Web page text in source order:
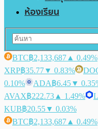
ห้องเรียน
BTC฿2,133,687 ▲ 0.49%
XRP฿35.77▼ 0.83%
0.10%
ADA฿6.45▼
AVAX฿222.73 ▲ 1.49%
KUB฿20.55▼ 0.03%
BTC฿2,133,687 ▲ 0.49%